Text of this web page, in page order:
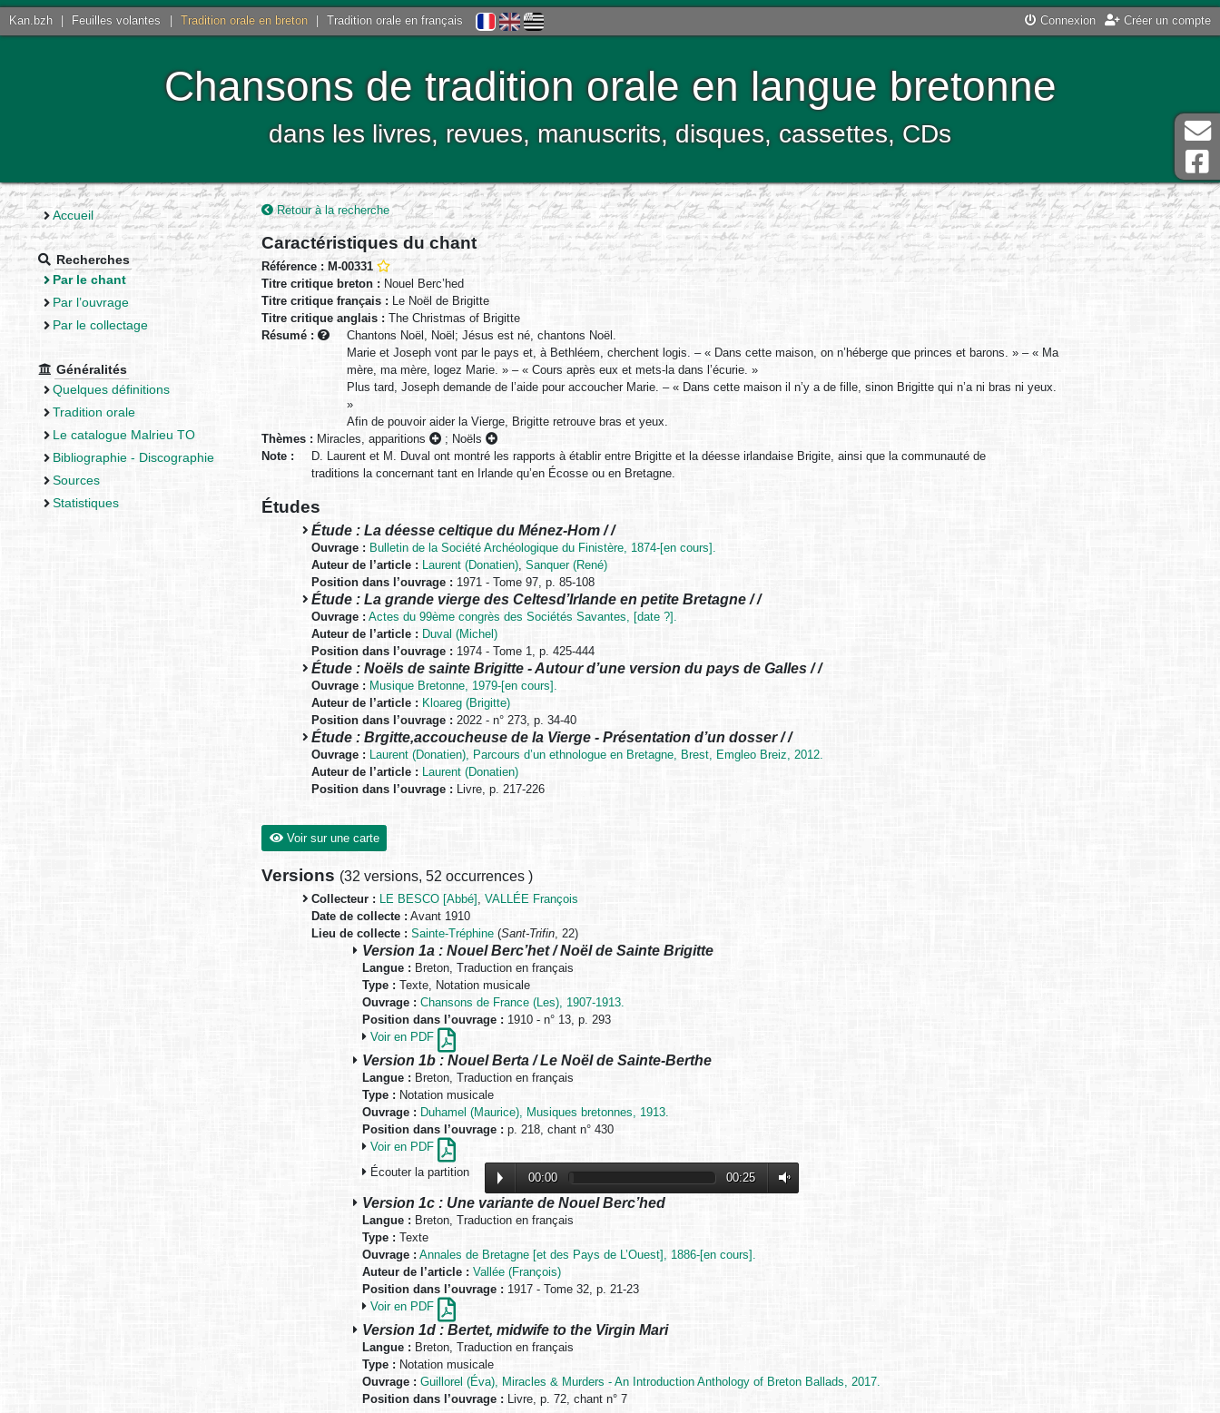
Kan.bzh Feuilles volantes Tradition orale en breton Tradition orale en français Connexion Créer un compte
Chansons de tradition orale en langue bretonne
dans les livres, revues, manuscrits, disques, cassettes, CDs
Accueil
Recherches
Par le chant
Par l’ouvrage
Par le collectage
Généralités
Quelques définitions
Tradition orale
Le catalogue Malrieu TO
Bibliographie - Discographie
Sources
Statistiques
Retour à la recherche
Caractéristiques du chant
Référence : M-00331
Titre critique breton : Nouel Berc’hed
Titre critique français : Le Noël de Brigitte
Titre critique anglais : The Christmas of Brigitte
Résumé :
Chantons Noël, Noël; Jésus est né, chantons Noël.
Marie et Joseph vont par le pays et, à Bethléem, cherchent logis. – « Dans cette maison, on n’héberge que princes et barons. » – « Ma
mère, ma mère, logez Marie. » – « Cours après eux et mets-la dans l’écurie. »
Plus tard, Joseph demande de l’aide pour accoucher Marie. – « Dans cette maison il n’y a de fille, sinon Brigitte qui n’a ni bras ni yeux.
»
Afin de pouvoir aider la Vierge, Brigitte retrouve bras et yeux.
Thèmes : Miracles, apparitions ; Noëls
Note :
D. Laurent et M. Duval ont montré les rapports à établir entre Brigitte et la déesse irlandaise Brigite, ainsi que la communauté de
traditions la concernant tant en Irlande qu’en Écosse ou en Bretagne.
Études
Étude : La déesse celtique du Ménez-Hom / /
Ouvrage : Bulletin de la Société Archéologique du Finistère, 1874-[en cours].
Auteur de l’article :
Laurent (Donatien) ,Sanquer (René)
Position dans l’ouvrage : 1971 - Tome 97, p. 85-108
Étude : La grande vierge des Celtesd’Irlande en petite Bretagne / /
Ouvrage : Actes du 99ème congrès des Sociétés Savantes, [date ?].
Auteur de l’article : Duval (Michel)
Position dans l’ouvrage : 1974 - Tome 1, p. 425-444
Étude : Noëls de sainte Brigitte - Autour d’une version du pays de Galles / /
Ouvrage : Musique Bretonne, 1979-[en cours].
Auteur de l’article : Kloareg (Brigitte)
Position dans l’ouvrage : 2022 - n° 273, p. 34-40
Étude : Brgitte,accoucheuse de la Vierge - Présentation d’un dosser / /
Ouvrage :
Laurent (Donatien), Parcours d’un ethnologue en Bretagne, Brest, Emgleo Breiz, 2012.
Auteur de l’article :
Laurent (Donatien)
Position dans l’ouvrage : Livre, p. 217-226
Voir sur une carte
Versions (32 versions, 52 occurrences )
Collecteur : LE BESCO [Abbé] ,VALLÉE François
Date de collecte : Avant 1910
Lieu de collecte : Sainte-Tréphine (Sant-Trifin, 22)
Version 1a : Nouel Berc’het / Noël de Sainte Brigitte
Langue : Breton, Traduction en français
Type : Texte, Notation musicale
Ouvrage : Chansons de France (Les), 1907-1913.
Position dans l’ouvrage :1910 - n° 13, p. 293
Voir en PDF
Version 1b : Nouel Berta / Le Noël de Sainte-Berthe
Langue :Breton, Traduction en français
Type : Notation musicale
Ouvrage : Duhamel (Maurice), Musiques bretonnes, 1913.
Position dans l’ouvrage :p. 218, chant n° 430
Voir en PDF
Écouter la partition
00:00 00:25
Version 1c : Une variante de Nouel Berc’hed
Langue : Breton, Traduction en français
Type : Texte
Ouvrage : Annales de Bretagne [et des Pays de L’Ouest], 1886-[en cours].
Auteur de l’article : Vallée (François)
Position dans l’ouvrage : 1917 - Tome 32, p. 21-23
Voir en PDF
Version 1d : Bertet, midwife to the Virgin Mari
Langue : Breton, Traduction en français
Type : Notation musicale
Ouvrage : Guillorel (Éva), Miracles & Murders - An Introduction Anthology of Breton Ballads, 2017.
Position dans l’ouvrage : Livre, p. 72, chant n° 7